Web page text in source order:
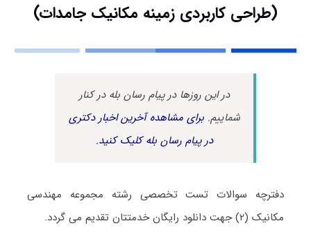
(طراحی کاربردی زمینه مکانیک جامدات)
در این روزها در پیام رسان بله در کنار
شماییم.برای مشاهده آخرین اخبار دکتری
در پیام رسان بله کلیک کنید.
دفترچه سوالات تست تخصصی رشته مجموعه مهندسی
مکانیک (۲) جهت دانلود رایگان خدمتتان تقدیم می گردد.